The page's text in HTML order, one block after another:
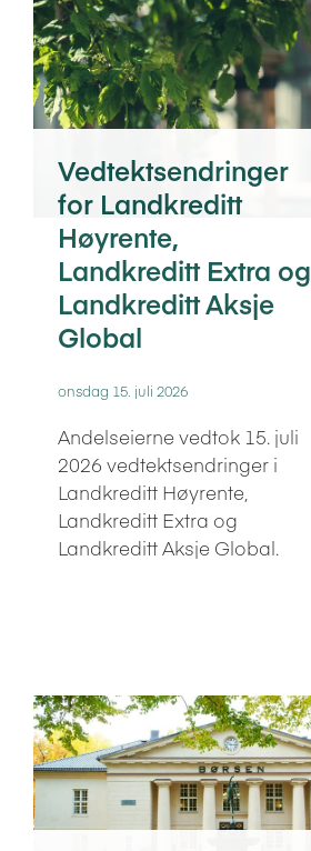
Vedtektsendringer
for Landkreditt
Høyrente,
Landkreditt Extra og
Landkreditt Aksje
Global
onsdag 15. juli 2026
Andelseierne vedtok 15. juli
2026 vedtektsendringer i
Landkreditt Høyrente,
Landkreditt Extra og
Landkreditt Aksje Global.